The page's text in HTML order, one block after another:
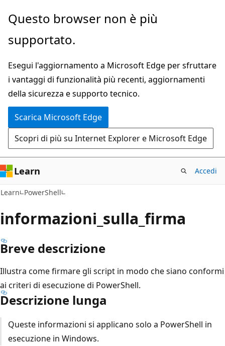
Ignora
passa
contenuto
principale
Questo browser non è più
supportato.
Esegui l'aggiornamento a Microsoft Edge per sfruttare
i vantaggi di funzionalità più recenti, aggiornamenti
della sicurezza e supporto tecnico.
Scarica Microsoft Edge
Scopri di più su Internet Explorer e Microsoft Edge
Learn Accedi
Learn PowerShell
informazioni_sulla_firma
Breve descrizione
Illustra come firmare gli script in modo che siano conformi
ai criteri di esecuzione di PowerShell.
Descrizione lunga
Queste informazioni si applicano solo a PowerShell in
esecuzione in Windows.